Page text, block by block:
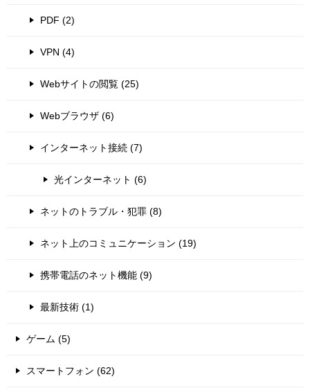
PDF (2)
VPN (4)
Webサイトの閲覧 (25)
Webブラウザ (6)
インターネット接続 (7)
光インターネット (6)
ネットのトラブル・犯罪 (8)
ネット上のコミュニケーション (19)
携帯電話のネット機能 (9)
最新技術 (1)
ゲーム (5)
スマートフォン (62)